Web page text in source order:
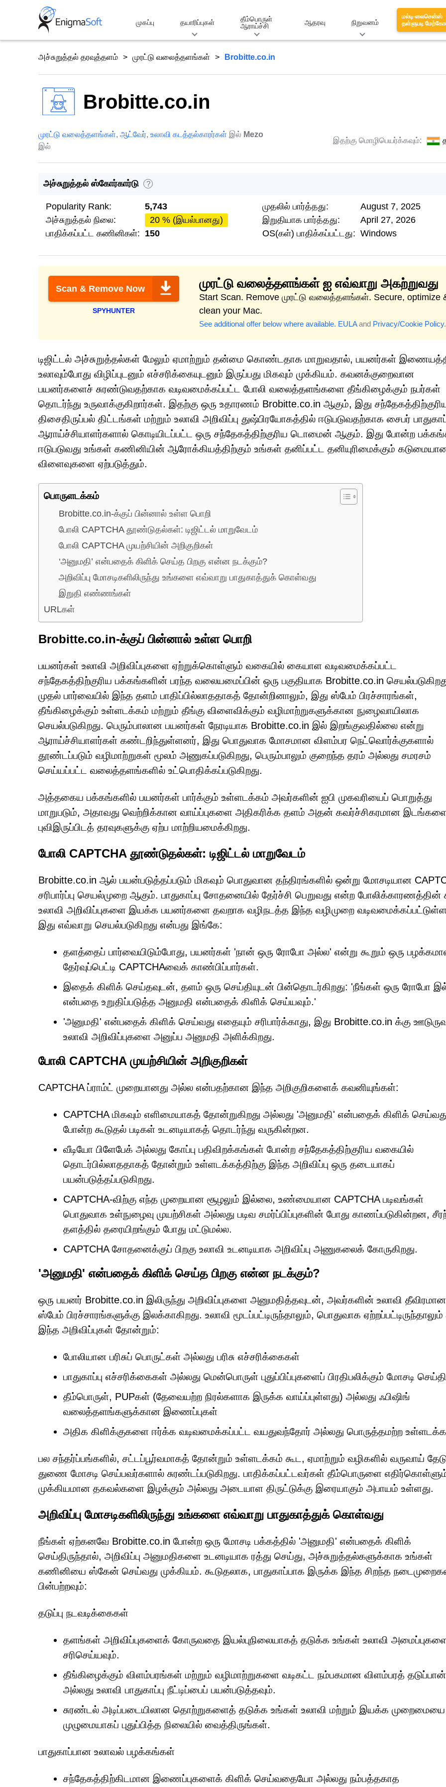
முகப்பு தயாரிப்புகள்
தீம்பொருள்
ஆராய்ச்சி
ஆதரவு நிறுவனம்
மல்டி-லைசென்ஸ்
தள்ளுபடி
அச்சுறுத்தல் தரவுத்தளம் முரட்டு வலைத்தளங்கள் Brobitte.co.in
Brobitte.co.in
முரட்டு வலைத்தளங்கள், ஆட்வேர், உலாவி கடத்தல்காரர்கள் இல் Mezo
இல்
இதற்கு மொழிபெயர்க்கவும்:
அச்சுறுத்தல் ஸ்கோர்கார்டு ?
Popularity Rank:
5,743
அச்சுறுத்தல் நிலை:
20 % (இயல்பானது)
பாதிக்கப்பட்ட கணினிகள்: 150
முதலில் பார்த்தது:
August 7, 2025
இறுதியாக பார்த்தது:
April 27, 2026
OS(கள்) பாதிக்கப்பட்டது: Windows
Scan & Remove Now
SPYHUNTER
முரட்டு வலைத்தளங்கள் ஐ எவ்வாறு அகற்றுவது
Start Scan. Remove முரட்டு வலைத்தளங்கள். Secure, optimize
clean your Mac.
See additional offer below where available. EULAand Privacy/Cookie Policy.
டிஜிட்டல் அச்சுறுத்தல்கள் மேலும் ஏமாற்றும் தன்மை கொண்டதாக மாறுவதால், பயனர்கள்
உலாவும்போது விழிப்புடனும் எச்சரிக்கையுடனும் இருப்பது மிகவும் முக்கியம். கவனக்குறைவான
பயனர்களைச் சுரண்டுவதற்காக வடிவமைக்கப்பட்ட போலி வலைத்தளங்களை தீங்கிழைக்கும் நபர்கள்
தொடர்ந்து உருவாக்குகிறார்கள். இதற்கு ஒரு உதாரணம் Brobitte.co.in ஆகும், இது
திசைதிருப்பல் திட்டங்கள் மற்றும் உலாவி அறிவிப்பு துஷ்பிரயோகத்தில் ஈடுபடுவதற்காக சைபர்
ஆராய்ச்சியாளர்களால் கொடியிடப்பட்ட ஒரு சந்தேகத்திற்குரிய டொமைன் ஆகும். இது போன்ற
ஈடுபடுவது உங்கள் கணினியின் ஆரோக்கியத்திற்கும் உங்கள் தனிப்பட்ட தனியுரிமைக்கும்
விளைவுகளை ஏற்படுத்தும்.
பொருளடக்கம்
Brobitte.co.in-க்குப் பின்னால் உள்ள பொறி
போலி CAPTCHA தூண்டுதல்கள்: டிஜிட்டல் மாறுவேடம்
போலி CAPTCHA முயற்சியின் அறிகுறிகள்
‘அனுமதி’ என்பதைக் கிளிக் செய்த பிறகு என்ன நடக்கும்?
அறிவிப்பு மோசடிகளிலிருந்து உங்களை எவ்வாறு பாதுகாத்துக் கொள்வது
இறுதி எண்ணங்கள்
URLகள்
Brobitte.co.in-க்குப் பின்னால் உள்ள பொறி
பயனர்கள் உலாவி அறிவிப்புகளை ஏற்றுக்கொள்ளும் வகையில் கையாள வடிவமைக்கப்பட்ட
சந்தேகத்திற்குரிய பக்கங்களின் பரந்த வலையமைப்பின் ஒரு பகுதியாக Brobitte.co.in
முதல் பார்வையில் இந்த தளம் பாதிப்பில்லாததாகத் தோன்றினாலும், இது ஸ்பேம் பிரச்சாரங்கள்,
தீங்கிழைக்கும் உள்ளடக்கம் மற்றும் தீங்கு விளைவிக்கும் வழிமாற்றுகளுக்கான நுழைவாயிலாக
செயல்படுகிறது. பெரும்பாலான பயனர்கள் நேரடியாக Brobitte.co.in இல் இறங்குவதில்லை என்று
ஆராய்ச்சியாளர்கள் கண்டறிந்துள்ளனர், இது பொதுவாக மோசமான விளம்பர நெட்வொர்க்குகளால்
தூண்டப்படும் வழிமாற்றுகள் மூலம் அணுகப்படுகிறது, பெரும்பாலும் குறைந்த தரம் அல்லது சமரசம்
செய்யப்பட்ட வலைத்தளங்களில் உட்பொதிக்கப்படுகிறது.
அத்தகைய பக்கங்களில் பயனர்கள் பார்க்கும் உள்ளடக்கம் அவர்களின் ஐபி முகவரியைப் பொறுத்து
மாறுபடும், அதாவது வெற்றிக்கான வாய்ப்புகளை அதிகரிக்க தளம் அதன் கவர்ச்சிகரமான
புவிஇருப்பிடத் தரவுகளுக்கு ஏற்ப மாற்றியமைக்கிறது.
போலி CAPTCHA தூண்டுதல்கள்: டிஜிட்டல் மாறுவேடம்
Brobitte.co.in ஆல் பயன்படுத்தப்படும் மிகவும் பொதுவான தந்திரங்களில் ஒன்று மோசடியான
சரிபார்ப்பு செயல்முறை ஆகும். பாதுகாப்பு சோதனையில் தேர்ச்சி பெறுவது என்ற போலிக்காரணத்தின்
உலாவி அறிவிப்புகளை இயக்க பயனர்களை தவறாக வழிநடத்த இந்த வழிமுறை
இது எவ்வாறு செயல்படுகிறது என்பது இங்கே:
தளத்தைப் பார்வையிடும்போது, பயனர்கள் 'நான் ஒரு ரோபோ அல்ல' என்று கூறும் ஒரு
தேர்வுப்பெட்டி CAPTCHAவைக் காண்பிப்பார்கள்.
இதைக் கிளிக் செய்தவுடன், தளம் ஒரு செய்தியுடன் பின்தொடர்கிறது: 'நீங்கள் ஒரு ரோபோ
என்பதை உறுதிப்படுத்த அனுமதி என்பதைக் கிளிக் செய்யவும்.'
'அனுமதி' என்பதைக் கிளிக் செய்வது எதையும் சரிபார்க்காது, இது Brobitte.co.in க்கு
உலாவி அறிவிப்புகளை அனுப்ப அனுமதி அளிக்கிறது.
போலி CAPTCHA முயற்சியின் அறிகுறிகள்
CAPTCHA ப்ராம்ட் முறையானது அல்ல என்பதற்கான இந்த அறிகுறிகளைக் கவனியுங்கள்:
CAPTCHA மிகவும் எளிமையாகத் தோன்றுகிறது அல்லது 'அனுமதி' என்பதைக் கிளிக்
போன்ற கூடுதல் படிகள் உடனடியாகத் தொடர்ந்து வருகின்றன.
வீடியோ பிளேபேக் அல்லது கோப்பு பதிவிறக்கங்கள் போன்ற சந்தேகத்திற்குரிய வகையில்
தொடர்பில்லாததாகத் தோன்றும் உள்ளடக்கத்திற்கு இந்த அறிவிப்பு ஒரு தடையாகப்
பயன்படுத்தப்படுகிறது.
CAPTCHA-விற்கு எந்த முறையான சூழலும் இல்லை, உண்மையான CAPTCHA படிவங்கள்
பொதுவாக உள்நுழைவு முயற்சிகள் அல்லது படிவ சமர்ப்பிப்புகளின் போது காணப்படுகின்றன,
தளத்தில் தரையிறங்கும் போது மட்டுமல்ல.
CAPTCHA சோதனைக்குப் பிறகு உலாவி உடனடியாக அறிவிப்பு அணுகலைக் கோருகிறது.
'அனுமதி' என்பதைக் கிளிக் செய்த பிறகு என்ன நடக்கும்?
ஒரு பயனர் Brobitte.co.in இலிருந்து அறிவிப்புகளை அனுமதித்தவுடன், அவர்களின் உலாவி தீவிரமான
ஸ்பேம் பிரச்சாரங்களுக்கு இலக்காகிறது. உலாவி மூடப்பட்டிருந்தாலும், பொதுவாக ஏற்றப்பட்டிருந்தாலும்
இந்த அறிவிப்புகள் தோன்றும்:
போலியான பரிசுப் பொருட்கள் அல்லது பரிசு எச்சரிக்கைகள்
பாதுகாப்பு எச்சரிக்கைகள் அல்லது மென்பொருள் புதுப்பிப்புகளைப் பிரதிபலிக்கும் மோசடி
தீம்பொருள், PUPகள் (தேவையற்ற நிரல்களாக இருக்க வாய்ப்புள்ளது) அல்லது ஃபிஷிங்
வலைத்தளங்களுக்கான இணைப்புகள்
அதிக கிளிக்குகளை ஈர்க்க வடிவமைக்கப்பட்ட வயதுவந்தோர் அல்லது பொருத்தமற்ற
பல சந்தர்ப்பங்களில், சட்டப்பூர்வமாகத் தோன்றும் உள்ளடக்கம் கூட, ஏமாற்றும் வழிகளில் வருவாய்
துணை மோசடி செய்பவர்களால் சுரண்டப்படுகிறது. பாதிக்கப்பட்டவர்கள் தீம்பொருளை
முக்கியமான தகவல்களை இழக்கும் அல்லது அடையாள திருட்டுக்கு இரையாகும் அபாயம் உள்ளது.
அறிவிப்பு மோசடிகளிலிருந்து உங்களை எவ்வாறு பாதுகாத்துக் கொள்வது
நீங்கள் ஏற்கனவே Brobitte.co.in போன்ற ஒரு மோசடி பக்கத்தில் 'அனுமதி' என்பதைக் கிளிக்
செய்திருந்தால், அறிவிப்பு அனுமதிகளை உடனடியாக ரத்து செய்து, அச்சுறுத்தல்களுக்காக உங்கள்
கணினியை ஸ்கேன் செய்வது முக்கியம். கூடுதலாக, பாதுகாப்பாக இருக்க இந்த சிறந்த
பின்பற்றவும்:
தடுப்பு நடவடிக்கைகள்
தளங்கள் அறிவிப்புகளைக் கோருவதை இயல்புநிலையாகத் தடுக்க உங்கள் உலாவி
சரிசெய்யவும்.
தீங்கிழைக்கும் விளம்பரங்கள் மற்றும் வழிமாற்றுகளை வடிகட்ட நம்பகமான விளம்பரத் தடுப்பான்
அல்லது உலாவி பாதுகாப்பு நீட்டிப்பைப் பயன்படுத்தவும்.
சுரண்டல் அடிப்படையிலான தொற்றுகளைத் தடுக்க உங்கள் உலாவி மற்றும் இயக்க முறைமையை
முழுமையாகப் புதுப்பித்த நிலையில் வைத்திருங்கள்.
பாதுகாப்பான உலாவல் பழக்கங்கள்
சந்தேகத்திற்கிடமான இணைப்புகளைக் கிளிக் செய்வதையோ அல்லது நம்பத்தகாத